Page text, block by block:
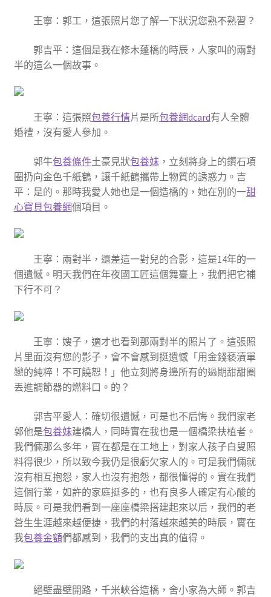
王寧：郭工，這張照片您了解一下狀況您熟不熟習？
郭吉平：這個是我在修木蓬橋的時辰，人家叫的兩對
半的這么一個故事。
王寧：這張照包養行情片是所包養網dcard有人全體
婚禮，沒有愛人參加。
郭牛包養條件土豪見狀包養妹，立刻將身上的鑽石項
圈扔向金色千紙鶴，讓千紙鶴攜帶上物質的誘惑力。吉
平：是的。那時我愛人她也是一個造橋的，她在別的一甜
心寶貝包養網個項目。
王寧：兩對半，還差這一對兒的合影，這是14年的一
個遺憾。明天我們在年夜國工匠這個舞臺上，我們把它補
下行不可？
王寧：嫂子，適才也看到那兩對半的照片了。這張照
片里面沒有您的影子，會不會感到挺遺憾「用金錢褻瀆單
戀的純粹！不可饒恕！」他立刻將身邊所有的過期甜甜圈
丟進調節器的燃料口。的？
郭吉平愛人：確切很遺憾，可是也不后悔。我們家老
郭他是包養妹建橋人，同時實在我也是一個橋梁扶植者。
我們倆那么多年，實在都是在工地上，對家人孩子白叟照
料得很少，所以致今我仍是很虧欠家人的。可是我們倆就
沒有相互抱怨，家人也沒有抱怨，都很懂得的。實在我們
這個行業，如許的家庭挺多的，也有良多人確定有心酸的
時辰。可是我們看到一座座橋梁搭建起來以后，我們的老
蒼生生涯越來越便捷，我們的村落越來越美的時辰，實在
我包養金額們都感到，我們的支出真的值得。
絕壁盡壁開路，千米峽谷造橋，舍小家為大師。郭吉